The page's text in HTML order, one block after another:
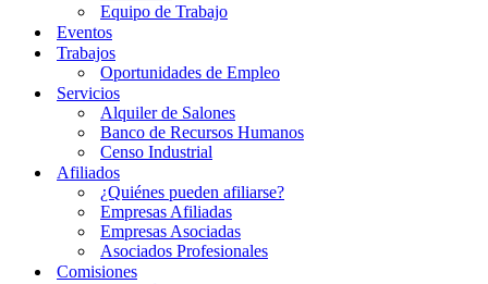
Equipo de Trabajo
Eventos
Trabajos
Oportunidades de Empleo
Servicios
Alquiler de Salones
Banco de Recursos Humanos
Censo Industrial
Afiliados
¿Quiénes pueden afiliarse?
Empresas Afiliadas
Empresas Asociadas
Asociados Profesionales
Comisiones